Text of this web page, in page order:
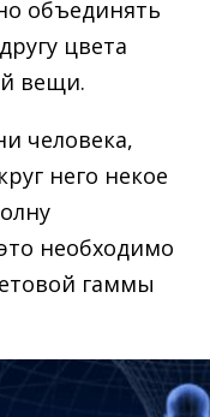
объединять
цвета
вещи.
человека,
него некое
необходимо
гаммы